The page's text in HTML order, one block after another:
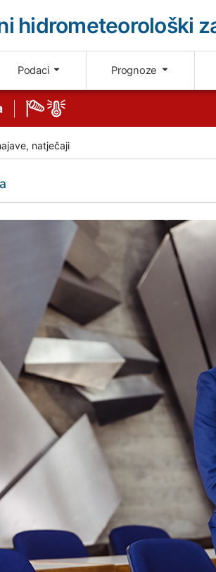
hidrometeorološki
Podaci Prognoze
natječaji